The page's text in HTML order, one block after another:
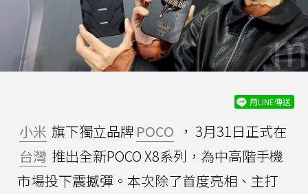
用LINE傳送
小米 旗下獨立品牌 POCO ， 3月31日正式在
台灣 推出全新POCO X8系列，為中高階手機
市場投下震撼彈。本次除了首度亮相、主打